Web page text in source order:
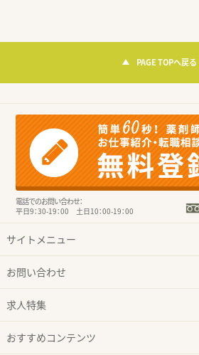
PAGE TOPへ戻る
電話でのお問い合わせ：
平日9：30-19：00 土日10：00-19：00
サイトメニュー
お問い合わせ
求人特集
おすすめコンテンツ